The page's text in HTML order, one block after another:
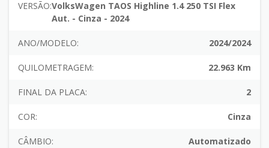
VERSÃO:VolksWagen TAOS Highline 1.4 250 TSI Flex
Aut. - Cinza - 2024
ANO/MODELO: 2024/2024
QUILOMETRAGEM: 22.963 Km
FINAL DA PLACA: 2
COR: Cinza
CÂMBIO: Automatizado